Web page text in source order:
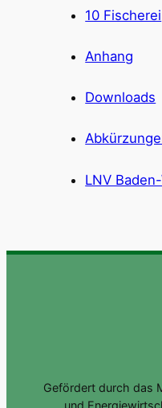
10 Fischerei
Anhang
Downloads
LNV
Gefördert durch das